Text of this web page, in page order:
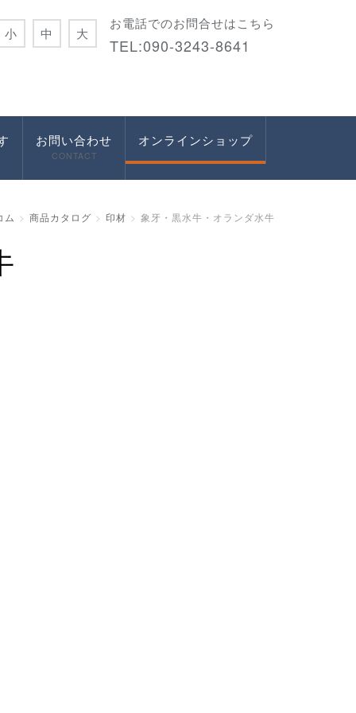
お電話でのお問合せはこちら
TEL:090-3243-8641
小 中 大
お問い合わせ
CONTACT
オンラインショップ
ム 商品カタログ 印材 象牙・黒水牛・オランダ水牛